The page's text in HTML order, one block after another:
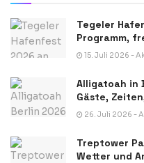
Tegeler
Programm,
15. Juli 2026 -
Alligatoah in
Gäste,
26. Juli 2026 -
Treptower
Wetter und